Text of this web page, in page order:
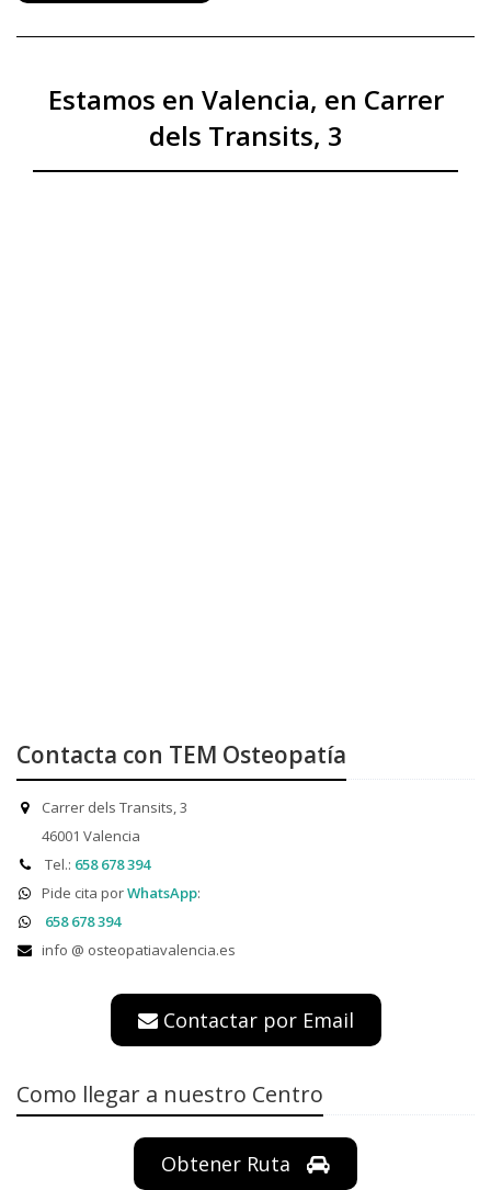
Estamos en Valencia, en Carrer
dels Transits, 3
Contacta con TEM Osteopatía
Carrer dels Transits, 3
46001 Valencia
Tel.: 658 678 394
Pide cita porWhatsApp:
658 678 394
info @ osteopatiavalencia.es
Contactar por Email
Como llegar a nuestro Centro
Obtener Ruta